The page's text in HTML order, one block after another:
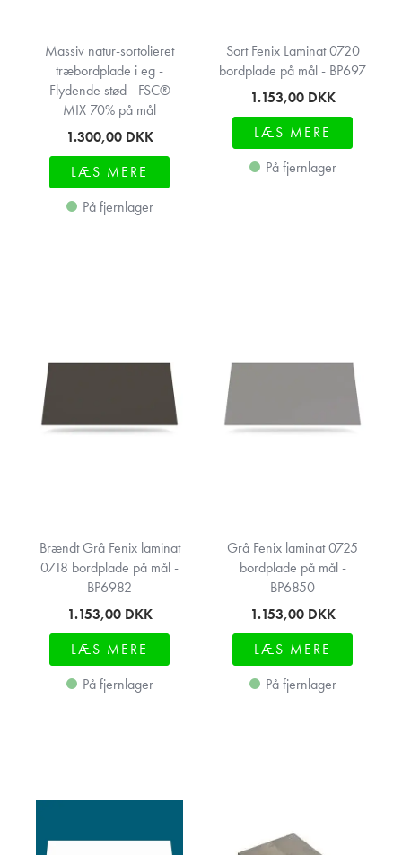
Massiv natur-sortolieret
træbordplade i eg -
Flydende stød - FSC®
MIX 70% på mål
1.300,00 DKK
LÆS MERE
På fjernlager
Sort Fenix Laminat 0720
bordplade på mål - BP697
1.153,00 DKK
LÆS MERE
På fjernlager
Brændt Grå Fenix laminat
0718 bordplade på mål -
BP6982
1.153,00 DKK
LÆS MERE
På fjernlager
Grå Fenix laminat 0725
bordplade på mål -
BP6850
1.153,00 DKK
LÆS MERE
På fjernlager